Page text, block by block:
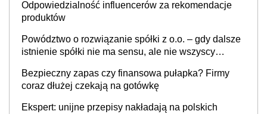
Odpowiedzialność influencerów za rekomendacje
produktów
Powództwo o rozwiązanie spółki z o.o. – gdy dalsze
istnienie spółki nie ma sensu, ale nie wszyscy
Bezpieczny zapas czy finansowa pułapka? Firmy
coraz dłużej czekają na gotówkę
Ekspert: unijne przepisy nakładają na polskich